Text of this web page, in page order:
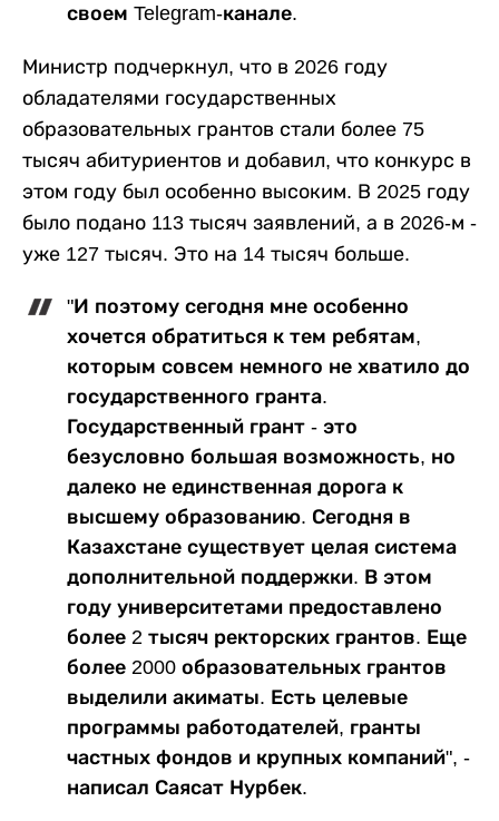
своем Telegram-канале.
Министр подчеркнул, что в 2026 году
обладателями государственных
образовательных грантов стали более 75
тысяч абитуриентов и добавил, что конкурс в
этом году был особенно высоким. В 2025 году
было подано 113 тысяч заявлений, а в 2026-м -
уже 127 тысяч. Это на 14 тысяч больше.
"И поэтому сегодня мне особенно
хочется обратиться к тем ребятам,
которым совсем немного не хватило до
государственного гранта.
Государственный грант - это
безусловно большая возможность, но
далеко не единственная дорога к
высшему образованию. Сегодня в
Казахстане существует целая система
дополнительной поддержки. В этом
году университетами предоставлено
более 2 тысяч ректорских грантов. Еще
более 2000 образовательных грантов
выделили акиматы. Есть целевые
программы работодателей, гранты
частных фондов и крупных компаний", -
написал Саясат Нурбек.